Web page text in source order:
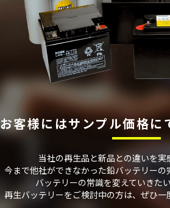
客様にはサンプル価格に
当社の再⽣品と新品との違いを実
今まで他社ができなかった鉛バッテリーの
バッテリーの常識を変えていきた
再⽣バッテリーをご検討中の⽅は、ぜひ⼀